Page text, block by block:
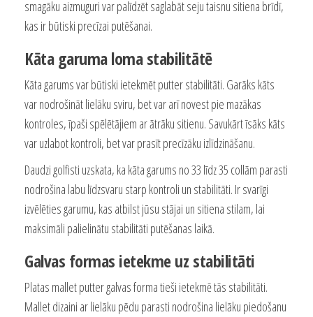
smagāku aizmuguri var palīdzēt saglabāt seju taisnu sitiena brīdī,
kas ir būtiski precīzai putēšanai.
Kāta garuma loma stabilitātē
Kāta garums var būtiski ietekmēt putter stabilitāti. Garāks kāts
var nodrošināt lielāku sviru, bet var arī novest pie mazākas
kontroles, īpaši spēlētājiem ar ātrāku sitienu. Savukārt īsāks kāts
var uzlabot kontroli, bet var prasīt precīzāku izlīdzināšanu.
Daudzi golfisti uzskata, ka kāta garums no 33 līdz 35 collām parasti
nodrošina labu līdzsvaru starp kontroli un stabilitāti. Ir svarīgi
izvēlēties garumu, kas atbilst jūsu stājai un sitiena stilam, lai
maksimāli palielinātu stabilitāti putēšanas laikā.
Galvas formas ietekme uz stabilitāti
Platas mallet putter galvas forma tieši ietekmē tās stabilitāti.
Mallet dizaini ar lielāku pēdu parasti nodrošina lielāku piedošanu